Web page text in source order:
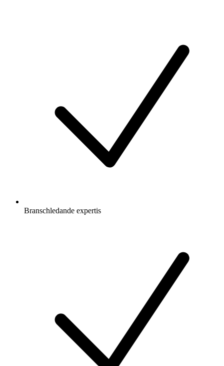
Branschledande expertis